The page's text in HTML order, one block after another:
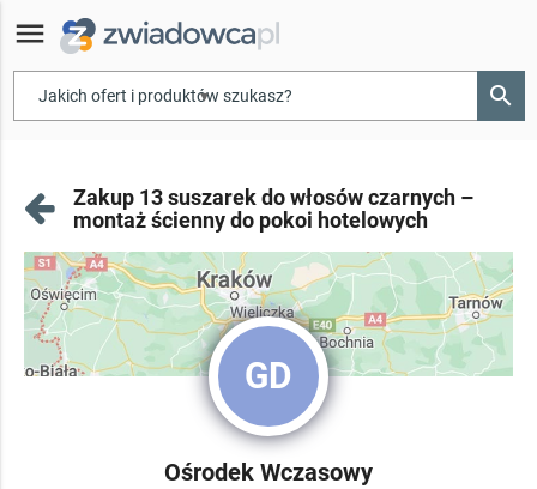
menu
▾ search
Zakup 13 suszarek do włosów czarnych –
montaż ścienny do pokoi hotelowych
GD
Ośrodek Wczasowy